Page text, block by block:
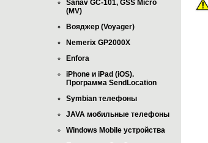
Sanav GC-101, GSS Micro
(MV)
Вояджер (Voyager)
Nemerix GP2000X
Enfora
iPhone и iPad (iOS).
Программа SendLocation
Symbian телефоны
JAVA мобильные телефоны
Windows Mobile устройства